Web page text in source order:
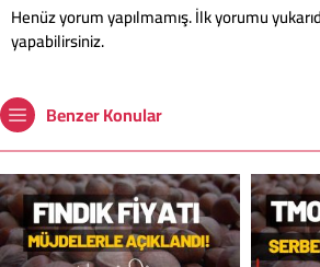
Henüz yorum yapılmamış. İlk yorumu
yapabilirsiniz.
Benzer Konular